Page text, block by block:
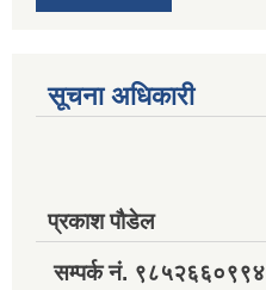
सूचना अधिकारी
प्रकाश पौडेल
सम्पर्क नं. ९८५२६६०९९४